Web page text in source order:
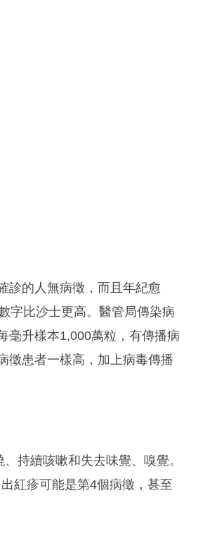
診的人無病徵，而且年紀愈
字比沙士更高。醫管局傳染病
毫升樣本1,000萬粒，有傳播病
徵患者一樣高，加上病毒傳播
持續咳嗽和失去味覺、嗅覺。
紅疹可能是第4個病徵，甚至